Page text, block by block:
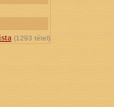
(1293 tétel)